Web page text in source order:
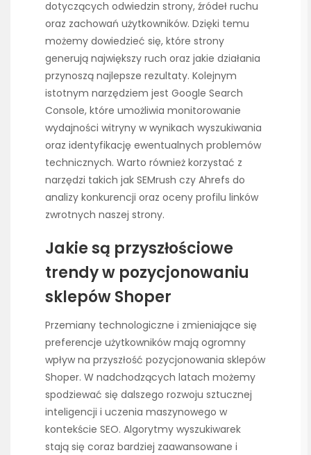
dotyczących odwiedzin strony, źródeł ruchu
oraz zachowań użytkowników. Dzięki temu
możemy dowiedzieć się, które strony
generują największy ruch oraz jakie działania
przynoszą najlepsze rezultaty. Kolejnym
istotnym narzędziem jest Google Search
Console, które umożliwia monitorowanie
wydajności witryny w wynikach wyszukiwania
oraz identyfikację ewentualnych problemów
technicznych. Warto również korzystać z
narzędzi takich jak SEMrush czy Ahrefs do
analizy konkurencji oraz oceny profilu linków
zwrotnych naszej strony.
Jakie są przyszłościowe
trendy w pozycjonowaniu
sklepów Shoper
Przemiany technologiczne i zmieniające się
preferencje użytkowników mają ogromny
wpływ na przyszłość pozycjonowania sklepów
Shoper. W nadchodzących latach możemy
spodziewać się dalszego rozwoju sztucznej
inteligencji i uczenia maszynowego w
kontekście SEO. Algorytmy wyszukiwarek
stają się coraz bardziej zaawansowane i